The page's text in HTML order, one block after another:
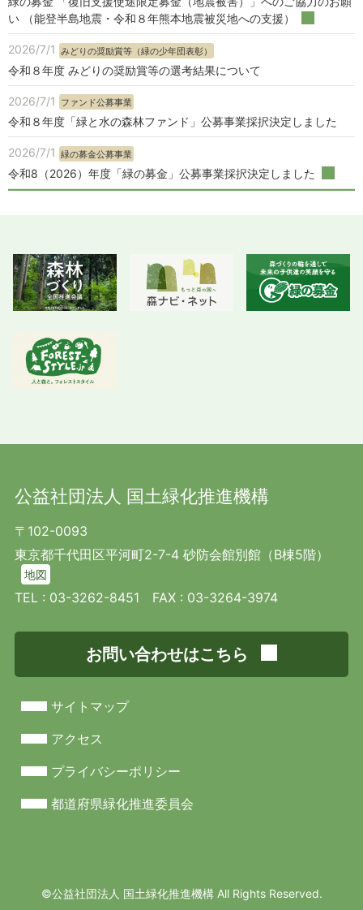
い （能登半島地震・令和８年熊本地震被災地への支援）
2026/7/1 みどりの奨励賞等（緑の少年団表彰）
令和８年度 みどりの奨励賞等の選考結果について
2026/7/1 ファンド公募事業
令和８年度「緑と水の森林ファンド」公募事業採択決定しました
2026/7/1 緑の募金公募事業
令和8（2026）年度「緑の募金」公募事業採択決定しました
公益社団法人 国土緑化推進機構
〒102-0093
東京都千代田区平河町2-7-4 砂防会館別館（B棟5階）
地図
TEL : 03-3262-8451 FAX : 03-3264-3974
お問い合わせはこちら
サイトマップ
アクセス
プライバシーポリシー
都道府県緑化推進委員会
©︎公益社団法人 国土緑化推進機構 All Rights Reserved.